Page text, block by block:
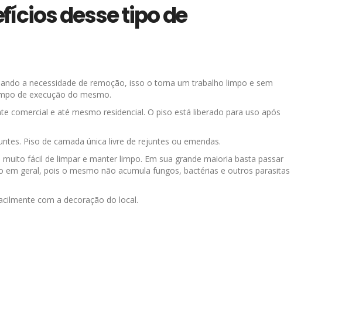
desse tipo de
a necessidade de remoção, isso o torna um trabalho limpo e sem
de execução do mesmo.
comercial e até mesmo residencial. O piso está liberado para uso após
Piso de camada única livre de rejuntes ou emendas.
fácil de limpar e manter limpo. Em sua grande maioria basta passar
geral, pois o mesmo não acumula fungos, bactérias e outros parasitas
com a decoração do local.